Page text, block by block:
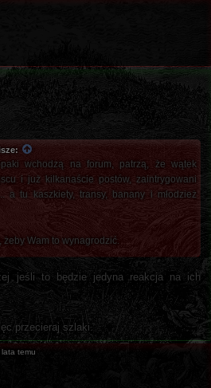
wchodzą na forum, patrzą, że wątek
i już kilkanaście postów, zaintrygowani
a tu kaszkiety, transy, banany i młodzież
żeby Wam to wynagrodzić.
jeśli to będzie jedyna reakcja na ich
przecieraj szlaki.
lata temu